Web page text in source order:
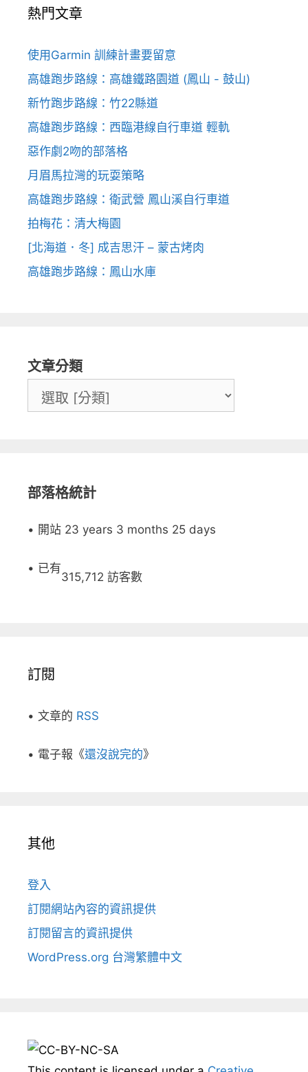
熱門文章
使用Garmin 訓練計畫要留意
高雄跑步路線：高雄鐵路園道 (鳳山 - 鼓山)
新竹跑步路線：竹22縣道
高雄跑步路線：西臨港線自行車道 輕軌
惡作劇2吻的部落格
月眉馬拉灣的玩耍策略
高雄跑步路線：衛武營 鳳山溪自行車道
拍梅花：清大梅園
[北海道．冬] 成吉思汗 – 蒙古烤肉
高雄跑步路線：鳳山水庫
文章分類
部落格統計
• 開站 23 years 3 months 25 days
• 已有
315,712 訪客數
訂閱
• 文章的 RSS
• 電子報《還沒說完的》
其他
登入
訂閱網站內容的資訊提供
訂閱留言的資訊提供
WordPress.org 台灣繁體中文